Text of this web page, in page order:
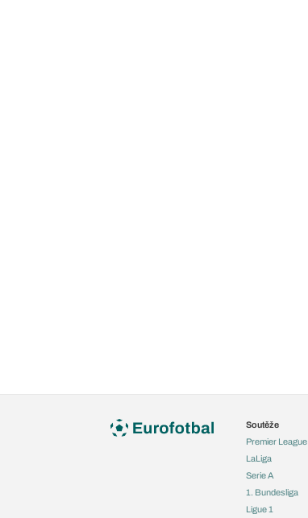
Soutěže
Premier League
LaLiga
Serie A
1. Bundesliga
Ligue 1